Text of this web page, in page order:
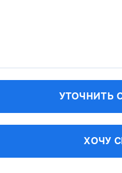
УТОЧНИТЬ
ХОЧУ